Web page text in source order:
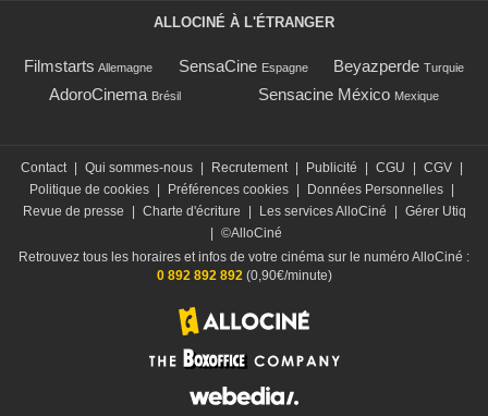
ALLOCINÉ À L'ÉTRANGER
Filmstarts Allemagne SensaCine Espagne Beyazperde Turquie
AdoroCinema Brésil Sensacine México Mexique
Contact Qui sommes-nous Recrutement Publicité CGU CGV
Politique de cookies
Préférences cookies Données Personnelles
Revue de presse
Charte d'écriture Les services AlloCiné
Gérer Utiq
©AlloCiné
Retrouvez tous les horaires et infos de votre cinéma sur le numéro AlloCiné :
0 892 892 892(0,90€/minute)